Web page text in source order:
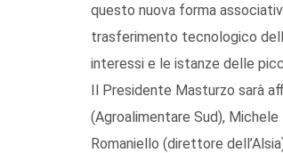
questo nuova forma
trasferimento tecnologico
interessi e le istanze delle
Il Presidente Masturzo sarà
(Agroalimentare Sud),
Romaniello (direttore